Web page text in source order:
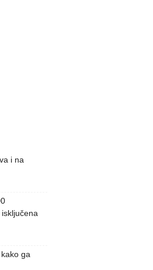
i na
ga